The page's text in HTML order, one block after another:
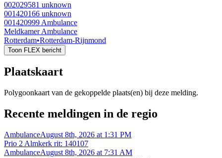
002029581 unknown
001420166 unknown
001420999 Ambulance
Meldkamer Ambulance
Rotterdam•Rotterdam-Rijnmond
Toon FLEX bericht
Plaatskaart
Polygoonkaart van de gekoppelde plaats(en) bij deze melding.
Recente meldingen in de regio
AmbulanceAugust 8th, 2026 at 1:31 PM
Prio 2 Almkerk rit: 140107
AmbulanceAugust 8th, 2026 at 7:31 AM